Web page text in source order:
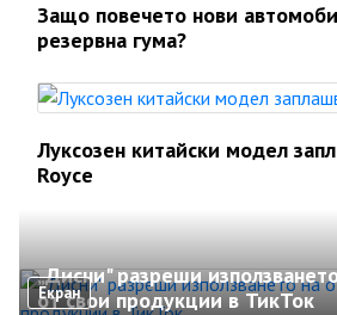
Защо повечето нови
резервна гума?
Луксозен китайски модел
Royce
Екран
„Дисни" разреши
от свои продукции в ТикТок